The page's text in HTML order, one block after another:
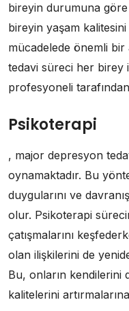
bireyin durumuna
bireyin yaşam
mücadelede önemli bir
tedavi süreci her birey
profesyoneli
Psikoterapi
, major depresyon
oynamaktadır. Bu
duygularını ve
olur. Psikoterapi
çatışmalarını
olan ilişkilerini de
Bu, onların kendilerini
kalitelerini